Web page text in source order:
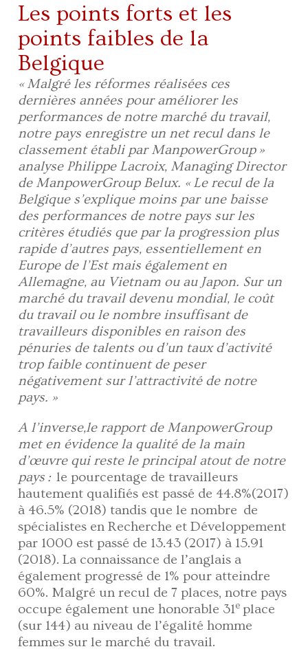
Les points forts et les
points faibles de la
Belgique
« Malgré les réformes réalisées ces
dernières années pour améliorer les
performances de notre marché du travail,
notre pays enregistre un net recul dans le
classement établi par ManpowerGroup »
analyse Philippe Lacroix, Managing Director
de ManpowerGroup Belux. « Le recul de la
Belgique s’explique moins par une baisse
des performances de notre pays sur les
critères étudiés que par la progression plus
rapide d’autres pays, essentiellement en
Europe de l’Est mais également en
Allemagne, au Vietnam ou au Japon. Sur un
marché du travail devenu mondial, le coût
du travail ou le nombre insuffisant de
travailleurs disponibles en raison des
pénuries de talents ou d’un taux d’activité
trop faible continuent de peser
négativement sur l’attractivité de notre
pays. »
A l’inverse,le rapport de ManpowerGroup
met en évidence la qualité de la main
d’œuvre qui reste le principal atout de notre
pays : le pourcentage de travailleurs
hautement qualifiés est passé de 44.8%(2017)
à 46.5% (2018) tandis que le nombre de
spécialistes en Recherche et Développement
par 1000 est passé de 13.43 (2017) à 15.91
(2018). La connaissance de l’anglais a
également progressé de 1% pour atteindre
60%. Malgré un recul de 7 places, notre pays
occupe également une honorable 31e place
(sur 144) au niveau de l’égalité homme
femmes sur le marché du travail.